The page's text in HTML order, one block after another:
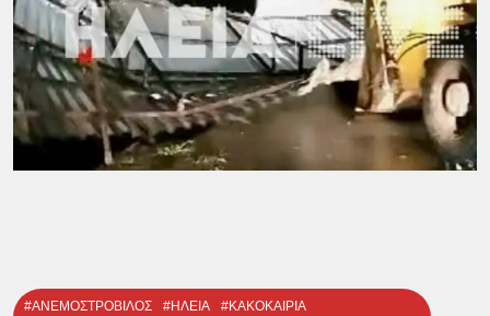
#ΑΝΕΜΟΣΤΡΟΒΙΛΟΣ #ΗΛΕΙΑ
#ΚΑΚΟΚΑΙΡΙΑ